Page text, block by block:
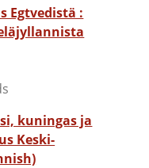
Egtvedistä :
kuningas ja
Keski-